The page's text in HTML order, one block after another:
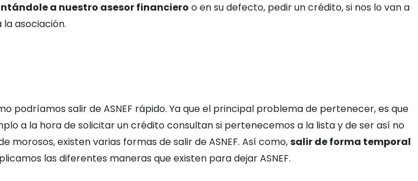
a nuestro asesor financiero o en su defecto, pedir un crédito, si nos lo van a
asociación.
salir de ASNEF rápido. Ya que el principal problema de pertenecer, es que
a la hora de solicitar un crédito consultan si pertenecemos a la lista y de ser así no
existen varias formas de salir de ASNEF. Así como,salir de forma temporal
las diferentes maneras que existen para dejar ASNEF.